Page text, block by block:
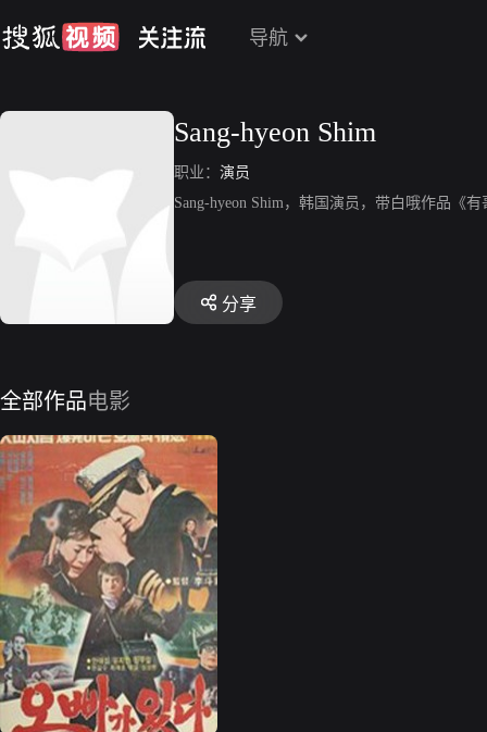
导航
Sang-hyeon Shim
职业： 演员
Sang-hyeon Shim，韩国演员，带白哦作品《
分享
全部作品电影